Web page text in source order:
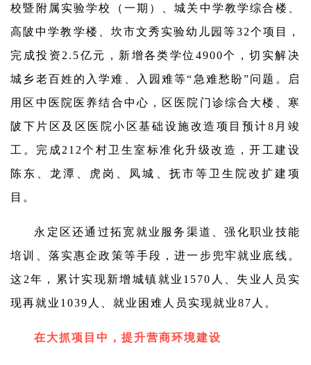
校暨附属实验学校（一期）、城关中学教学综合楼、
高陂中学教学楼、坎市文秀实验幼儿园等32个项目，
完成投资2.5亿元，新增各类学位4900个，切实解决
城乡老百姓的入学难、入园难等“急难愁盼”问题。启
用区中医院医养结合中心，区医院门诊综合大楼、寒
陂下片区及区医院小区基础设施改造项目预计8月竣
工。完成212个村卫生室标准化升级改造，开工建设
陈东、龙潭、虎岗、凤城、抚市等卫生院改扩建项
目。
永定区还通过拓宽就业服务渠道、强化职业技能
培训、落实惠企政策等手段，进一步兜牢就业底线。
这2年，累计实现新增城镇就业1570人、失业人员实
现再就业1039人、就业困难人员实现就业87人。
在大抓项目中，提升营商环境建设